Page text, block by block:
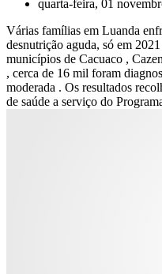
quarta-feira, 01
Várias famílias em Luanda
desnutrição aguda, só em
municípios de Cacuaco ,
, cerca de 16 mil foram
moderada . Os resultados
de saúde a serviço do